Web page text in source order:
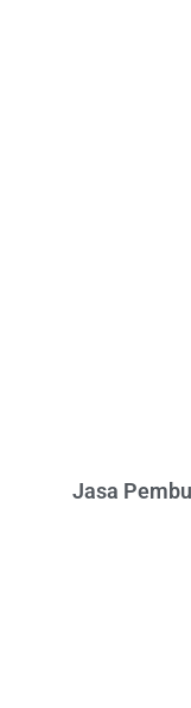
Jasa